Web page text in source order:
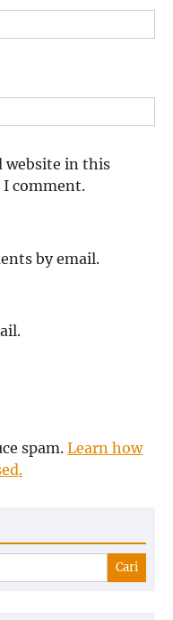
website in this
comment.
by email.
spam. Learn how
Cari